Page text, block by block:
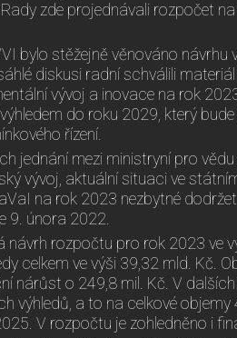
zde projednávali rozpočet
bylo stěžejně věnováno
diskusi radní schválili
vývoj a inovace na rok
do roku 2029, který bude
řízení.
jednání mezi ministryní pro
vývoj, aktuální situaci ve
na rok 2023 nezbytné
9. února 2022.
návrh rozpočtu pro rok 2023 ve
celkem ve výši 39,32 mld. Kč.
nárůst o 249,8 mil. Kč. V
výhledů, a to na celkové
V rozpočtu je zohledněno i